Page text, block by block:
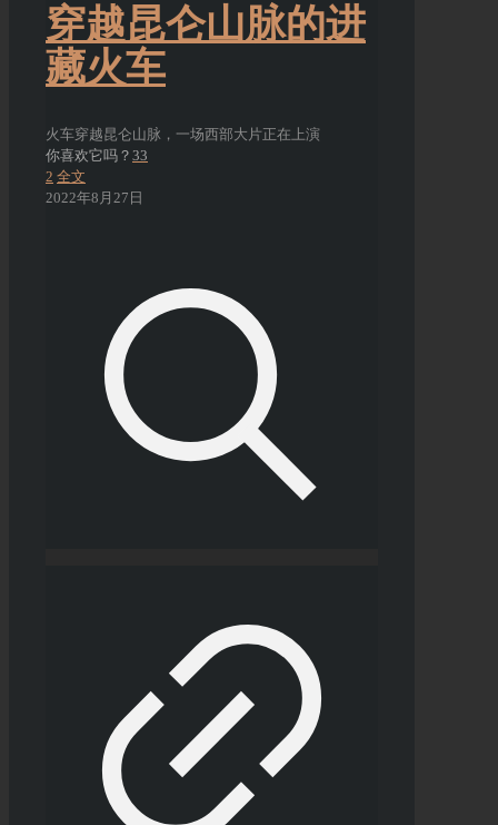
穿越昆仑山脉的进
藏火车
火车穿越昆仑山脉，一场西部大片正在上演
你喜欢它吗？ 33
2 全文
2022年8月27日